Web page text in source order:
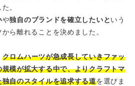
。
や独自のブランドを確立したいという
ら離れることを決めました。
クロムハーツが急成長していきファッ
模が拡大する中で、よりクラフトマ
自のスタイルを追求する道を選びま